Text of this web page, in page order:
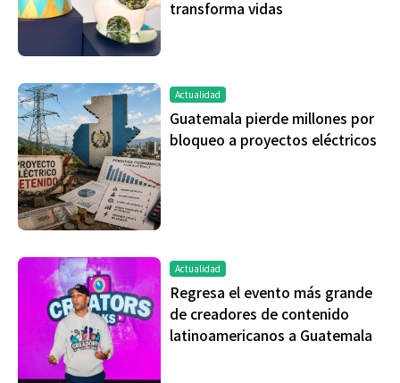
transforma vidas
Actualidad
Guatemala pierde millones por
bloqueo a proyectos eléctricos
Actualidad
Regresa el evento más grande
de creadores de contenido
latinoamericanos a Guatemala